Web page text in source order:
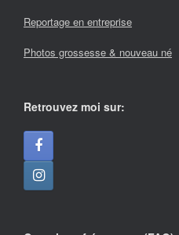
Reportage en entreprise
Photos grossesse & nouveau né
Retrouvez moi sur: